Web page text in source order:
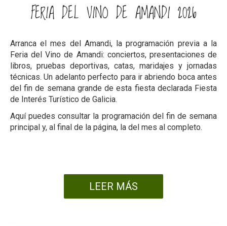
FERIA DEL VINO DE AMANDI 2026
Arranca el mes del Amandi, la programación previa a la
Feria del Vino de Amandi: conciertos, presentaciones de
libros, pruebas deportivas, catas, maridajes y jornadas
técnicas. Un adelanto perfecto para ir abriendo boca antes
del fin de semana grande de esta fiesta declarada Fiesta
de Interés Turístico de Galicia.
Aquí puedes consultar la programación del fin de semana
principal y, al final de la página, la del mes al completo.
LEER MÁS